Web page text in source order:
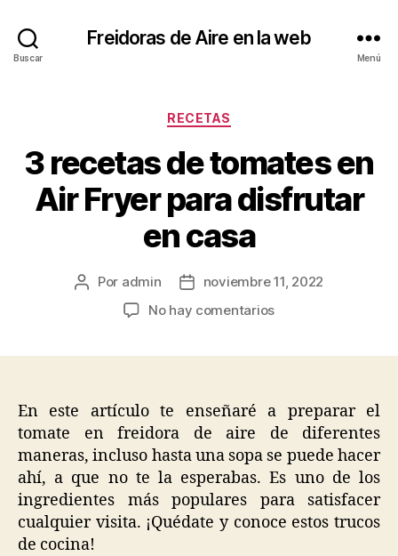
Buscar
Freidoras de Aire en la web
Menú
Categorías
RECETAS
3 recetas de tomates en
Air Fryer para disfrutar
en casa
Autor
Por admin
Fecha
la
noviembre 11, 2022
No hay comentariosen
en
Air
para
disfrutar
en
casa
En este artículo te enseñaré a preparar el
tomate en freidora de aire de diferentes
maneras, incluso hasta una sopa se puede hacer
ahí, a que no te la esperabas. Es uno de los
ingredientes más populares para satisfacer
cualquier visita. ¡Quédate y conoce estos trucos
de cocina!